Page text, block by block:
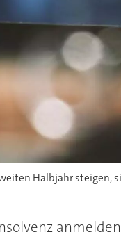
Halbjahr steigen,